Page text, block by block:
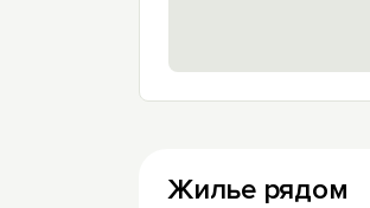
Жилье рядом